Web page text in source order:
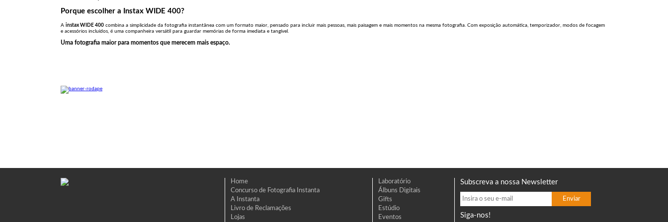
Porque escolher a Instax WIDE 400?
A instax WIDE 400 combina a simplicidade da fotografia instantânea com um formato maior, pensado para incluir mais pessoas, mais paisagem e mais momentos na mesma fotografia. Com exposição automática, temporizador, modos de focagem
e acessórios incluídos, é uma companheira versátil para guardar memórias de forma imediata e tangível.
Uma fotografia maior para momentos que merecem mais espaço.
Home
Concurso de Fotografia Instanta
A Instanta
Livro de Reclamações
Lojas
Laboratório
Álbuns Digitais
Gifts
Estúdio
Eventos
Subscreva a nossa Newsletter
Siga-nos!